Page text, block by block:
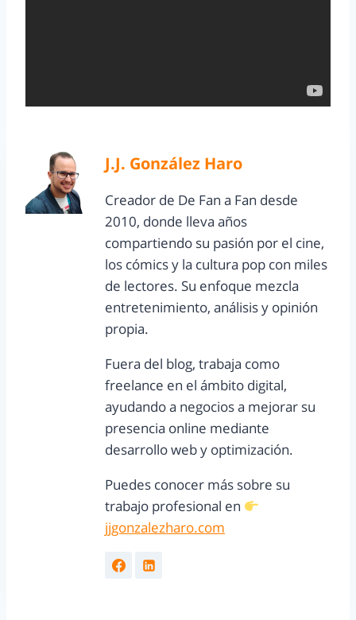
J.J. González Haro
Creador de De Fan a Fan desde
2010, donde lleva años
compartiendo su pasión por el cine,
los cómics y la cultura pop con miles
de lectores. Su enfoque mezcla
entretenimiento, análisis y opinión
propia.
Fuera del blog, trabaja como
freelance en el ámbito digital,
ayudando a negocios a mejorar su
presencia online mediante
desarrollo web y optimización.
Puedes conocer más sobre su
trabajo profesional en
jjgonzalezharo.com